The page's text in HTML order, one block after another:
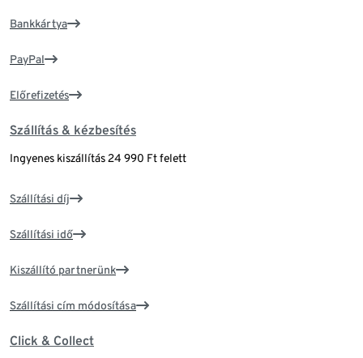
Bankkártya
PayPal
Előrefizetés
Szállítás & kézbesítés
Ingyenes kiszállítás 24 990 Ft felett
Szállítási díj
Szállítási idő
Kiszállító partnerünk
Szállítási cím módosítása
Click & Collect